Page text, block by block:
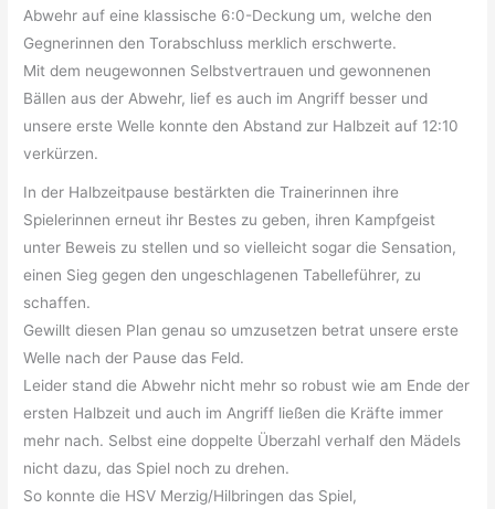
Abwehr auf eine klassische 6:0-Deckung um, welche den
Gegnerinnen den Torabschluss merklich erschwerte.
Mit dem neugewonnen Selbstvertrauen und gewonnenen
Bällen aus der Abwehr, lief es auch im Angriff besser und
unsere erste Welle konnte den Abstand zur Halbzeit auf 12:10
verkürzen.
In der Halbzeitpause bestärkten die Trainerinnen ihre
Spielerinnen erneut ihr Bestes zu geben, ihren Kampfgeist
unter Beweis zu stellen und so vielleicht sogar die Sensation,
einen Sieg gegen den ungeschlagenen Tabelleführer, zu
schaffen.
Gewillt diesen Plan genau so umzusetzen betrat unsere erste
Welle nach der Pause das Feld.
Leider stand die Abwehr nicht mehr so robust wie am Ende der
ersten Halbzeit und auch im Angriff ließen die Kräfte immer
mehr nach. Selbst eine doppelte Überzahl verhalf den Mädels
nicht dazu, das Spiel noch zu drehen.
So konnte die HSV Merzig/Hilbringen das Spiel,